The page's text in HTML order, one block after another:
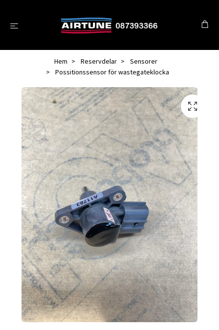
Hem Reservdelar
Sensorer
Possitionssensor för wastegateklocka